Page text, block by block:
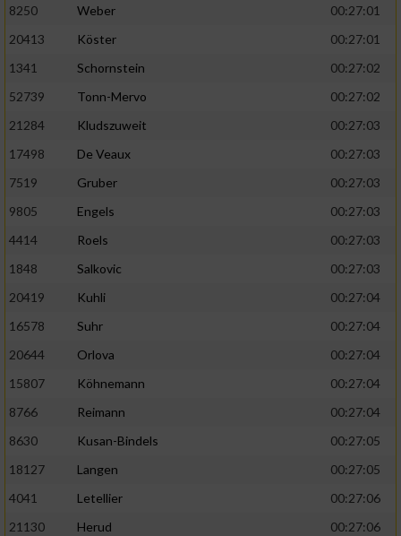
8250
Weber
00:27:01
20413
Köster
00:27:01
1341
Schornstein
00:27:02
52739
Tonn-Mervo
00:27:02
21284
Kludszuweit
00:27:03
17498
De Veaux
00:27:03
7519
Gruber
00:27:03
9805
Engels
00:27:03
4414
Roels
00:27:03
1848
Salkovic
00:27:03
20419
Kuhli
00:27:04
16578
Suhr
00:27:04
20644
Orlova
00:27:04
15807
Köhnemann
00:27:04
8766
Reimann
00:27:04
8630
Kusan-Bindels
00:27:05
18127
Langen
00:27:05
4041
Letellier
00:27:06
21130
Herud
00:27:06